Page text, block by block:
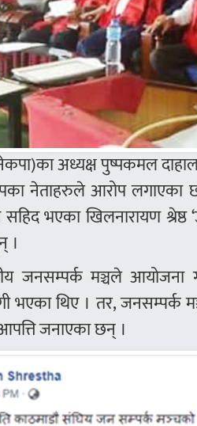
अध्यक्ष पुष्पकमल
नेताहरुले आरोप लगाएका
भएका खिलनारायण श्रेष्ठ
।
जनसम्पर्क मञ्चले
भएका थिए । तर, जनसम्पर्क
जनाएका छन् ।